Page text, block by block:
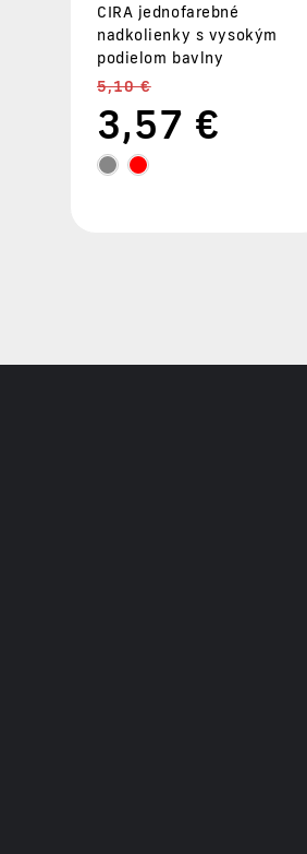
CIRA jednofarebné
nadkolienky s vysokým
podielom bavlny
5,10 €
3,57 €